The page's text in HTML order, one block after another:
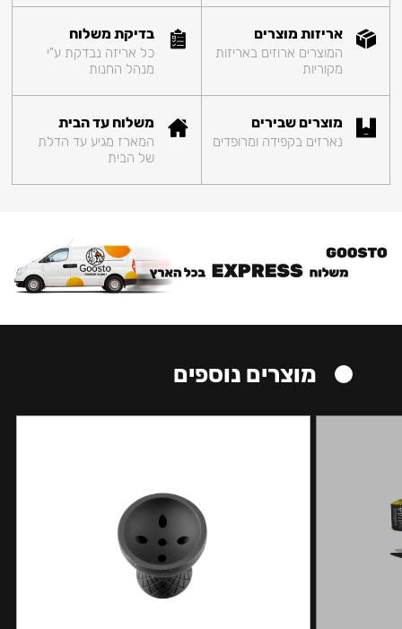
אריזות מוצרים
המוצרים ארוזים באריזות
מקוריות
בדיקת משלוח
כל אריזה נבדקת ע"י
מנהל החנות
מוצרים שבירים
נארזים בקפידה ומרופדים
משלוח עד הבית
המארז מגיע עד הדלת
של הבית
מוצרים נוספים